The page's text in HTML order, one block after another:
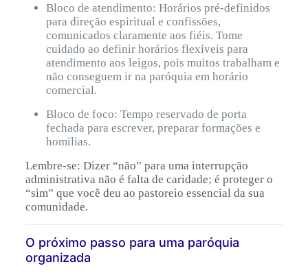
Bloco de atendimento: Horários pré-definidos
para direção espiritual e confissões,
comunicados claramente aos fiéis. Tome
cuidado ao definir horários flexíveis para
atendimento aos leigos, pois muitos trabalham e
não conseguem ir na paróquia em horário
comercial.
Bloco de foco: Tempo reservado de porta
fechada para escrever, preparar formações e
homilias.
Lembre-se: Dizer “não” para uma interrupção
administrativa não é falta de caridade; é proteger o
“sim” que você deu ao pastoreio essencial da sua
comunidade.
O próximo passo para uma paróquia
organizada